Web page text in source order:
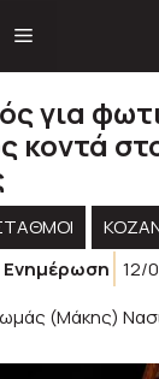
για
κοντά
Ενημέρωση 12/
(Μάκης)